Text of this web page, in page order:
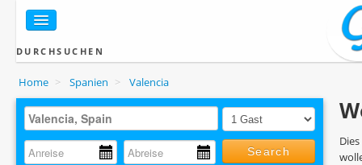
DURCHSUCHEN
Home > Spanien > Valencia
Search